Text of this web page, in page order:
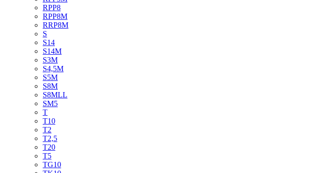
RPP8
RPP8M
RRP8M
S
S14
S14M
S3M
S4,5M
S5M
S8M
S8MLL
SM5
T
T10
T2
T2,5
T20
T5
TG10